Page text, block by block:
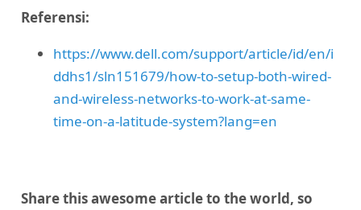
Referensi:
https://www.dell.com/support/article/id/en/i
ddhs1/sln151679/how-to-setup-both-wired-
and-wireless-networks-to-work-at-same-
time-on-a-latitude-system?lang=en
Share this awesome article to the world, so